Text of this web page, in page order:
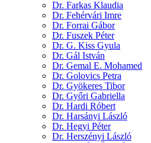
Dr. Farkas Klaudia
Dr. Fehérvári Imre
Dr. Forrai Gábor
Dr. Fuszek Péter
Dr. G. Kiss Gyula
Dr. Gál István
Dr. Gemal E. Mohamed
Dr. Golovics Petra
Dr. Gyökeres Tibor
Dr. Győri Gabriella
Dr. Hardi Róbert
Dr. Harsányi László
Dr. Hegyi Péter
Dr. Herszényi László